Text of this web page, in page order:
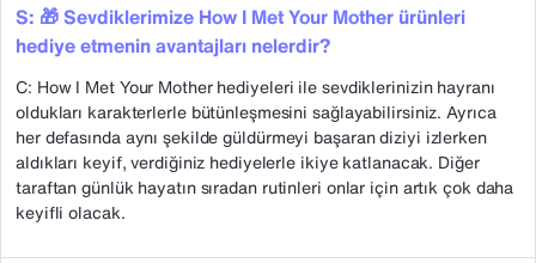
S: 🎁 Sevdiklerimize How I Met Your Mother ürünleri
hediye etmenin avantajları nelerdir?
C: How I Met Your Mother hediyeleri ile sevdiklerinizin hayranı
oldukları karakterlerle bütünleşmesini sağlayabilirsiniz. Ayrıca
her defasında aynı şekilde güldürmeyi başaran diziyi izlerken
aldıkları keyif, verdiğiniz hediyelerle ikiye katlanacak. Diğer
taraftan günlük hayatın sıradan rutinleri onlar için artık çok daha
keyifli olacak.